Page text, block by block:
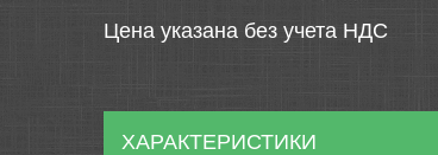
Цена указана без учета НДС
ХАРАКТЕРИСТИКИ